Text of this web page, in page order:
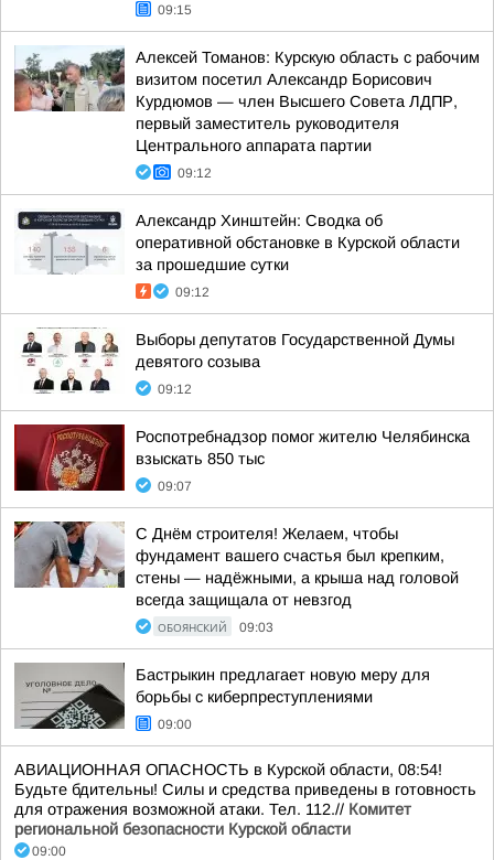
09:15
Алексей Томанов: Курскую область с рабочим
визитом посетил Александр Борисович
Курдюмов — член Высшего Совета ЛДПР,
первый заместитель руководителя
Центрального аппарата партии
09:12
Александр Хинштейн: Сводка об
оперативной обстановке в Курской области
за прошедшие сутки
09:12
Выборы депутатов Государственной Думы
девятого созыва
09:12
Роспотребнадзор помог жителю Челябинска
взыскать 850 тыс
09:07
С Днём строителя! Желаем, чтобы
фундамент вашего счастья был крепким,
стены — надёжными, а крыша над головой
всегда защищала от невзгод
ОБОЯНСКИЙ 09:03
Бастрыкин предлагает новую меру для
борьбы с киберпреступлениями
09:00
АВИАЦИОННАЯ ОПАСНОСТЬ в Курской области, 08:54!
Будьте бдительны! Силы и средства приведены в готовность
для отражения возможной атаки. Тел. 112.// Комитет
региональной безопасности Курской области
09:00